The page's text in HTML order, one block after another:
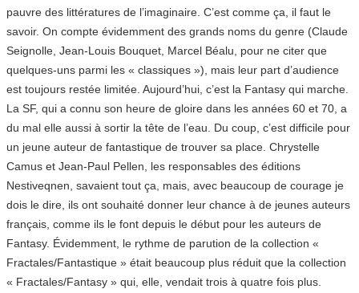
pauvre des littératures de l’imaginaire. C’est comme ça, il faut le
savoir. On compte évidemment des grands noms du genre (Claude
Seignolle, Jean-Louis Bouquet, Marcel Béalu, pour ne citer que
quelques-uns parmi les « classiques »), mais leur part d’audience
est toujours restée limitée. Aujourd’hui, c’est la Fantasy qui marche.
La SF, qui a connu son heure de gloire dans les années 60 et 70, a
du mal elle aussi à sortir la tête de l’eau. Du coup, c’est difficile pour
un jeune auteur de fantastique de trouver sa place. Chrystelle
Camus et Jean-Paul Pellen, les responsables des éditions
Nestiveqnen, savaient tout ça, mais, avec beaucoup de courage je
dois le dire, ils ont souhaité donner leur chance à de jeunes auteurs
français, comme ils le font depuis le début pour les auteurs de
Fantasy. Évidemment, le rythme de parution de la collection «
Fractales/Fantastique » était beaucoup plus réduit que la collection
« Fractales/Fantasy » qui, elle, vendait trois à quatre fois plus.